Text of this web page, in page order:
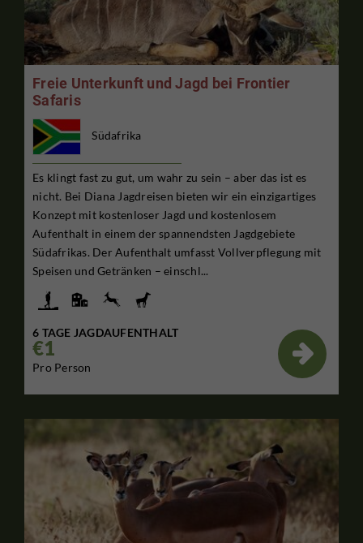
Freie Unterkunft und Jagd bei Frontier
Safaris
Südafrika
Es klingt fast zu gut, um wahr zu sein – aber das ist es
nicht. Bei Diana Jagdreisen bieten wir ein einzigartiges
Konzept mit kostenloser Jagd und kostenlosem
Aufenthalt in einem der spannendsten Jagdgebiete
Südafrikas. Der Aufenthalt umfasst Vollverpflegung mit
Speisen und Getränken – einschl...
6 TAGE JAGDAUFENTHALT
€1
Pro Person
